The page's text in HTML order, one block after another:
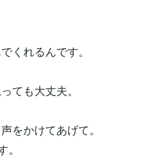
くれるんです。
ても大丈夫。
をかけてあげて。